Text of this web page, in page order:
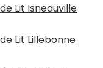
Lit Isneauville
Lit Lillebonne